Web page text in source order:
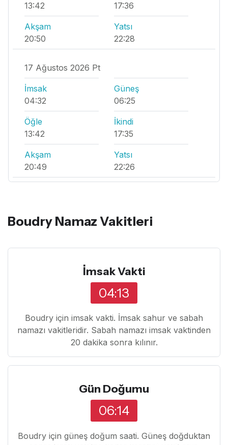
13:42
17:36
Akşam
20:50
Yatsı
22:28
17 Ağustos 2026 Pt
İmsak
04:32
Güneş
06:25
Öğle
13:42
İkindi
17:35
Akşam
20:49
Yatsı
22:26
Boudry Namaz Vakitleri
İmsak Vakti
04:13
Boudry için imsak vakti. İmsak sahur ve sabah
namazı vakitleridir. Sabah namazı imsak vaktinden
20 dakika sonra kılınır.
Gün Doğumu
06:14
Boudry için güneş doğum saati. Güneş doğduktan